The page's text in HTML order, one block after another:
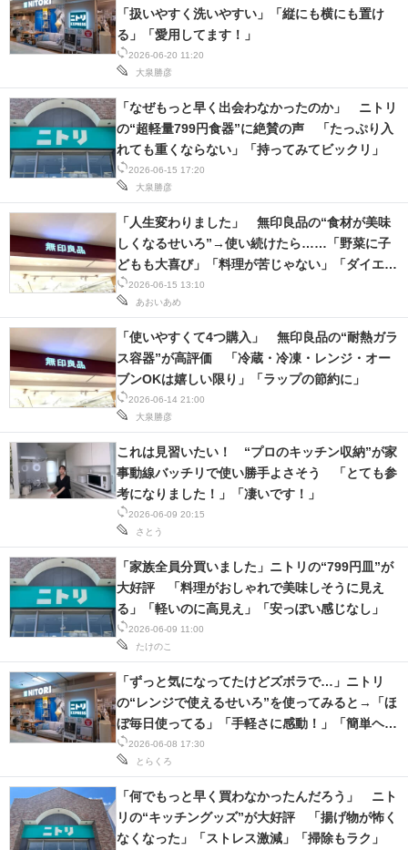
2026-06-20 11:20
大泉勝彦
「扱いやすく洗いやすい」「縦にも横にも置け
る」「愛用してます！」
2026-06-15 17:20
大泉勝彦
「なぜもっと早く出会わなかったのか」 ニトリ
の“超軽量799円食器”に絶賛の声 「たっぷり入
れても重くならない」「持ってみてビックリ」
2026-06-15 13:10
あおいあめ
「人生変わりました」 無印良品の“食材が美味
しくなるせいろ”→使い続けたら……「野菜に子
どもも大喜び」「料理が苦じゃない」「ダイエッ
トに◎」の声
2026-06-14 21:00
大泉勝彦
「使いやすくて4つ購入」 無印良品の“耐熱ガラ
ス容器”が高評価 「冷蔵・冷凍・レンジ・オー
ブンOKは嬉しい限り」「ラップの節約に」
2026-06-09 20:15
さとう
これは見習いたい！ “プロのキッチン収納”が家
事動線バッチリで使い勝手よさそう 「とても参
考になりました！」「凄いです！」
2026-06-09 11:00
たけのこ
「家族全員分買いました」ニトリの“799円皿”が
大好評 「料理がおしゃれで美味しそうに見え
る」「軽いのに高見え」「安っぽい感じなし」
2026-06-08 17:30
とらくろ
「ずっと気になってたけどズボラで…」ニトリ
の“レンジで使えるせいろ”を使ってみると→「ほ
ぼ毎日使ってる」「手軽さに感動！」「簡単ヘル
シー」
「何でもっと早く買わなかったんだろう」 ニト
リの“キッチングッズ”が大好評 「揚げ物が怖く
なくなった」「ストレス激減」「掃除もラク」